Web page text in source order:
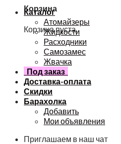
Корзина
Корзина пуста.
Каталог
Атомайзеры
Жидкости
Расходники
Самозамес
Жвачка
Под заказ
Доставка-оплата
Скидки
Барахолка
Добавить
Мои объявления
Приглашаем в наш чат